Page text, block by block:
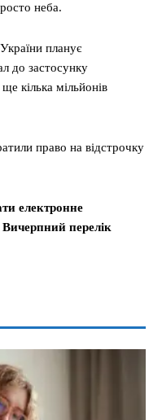
неба.
планує
до застосунку
кілька мільйонів
право на відстрочку
електронне
перелік